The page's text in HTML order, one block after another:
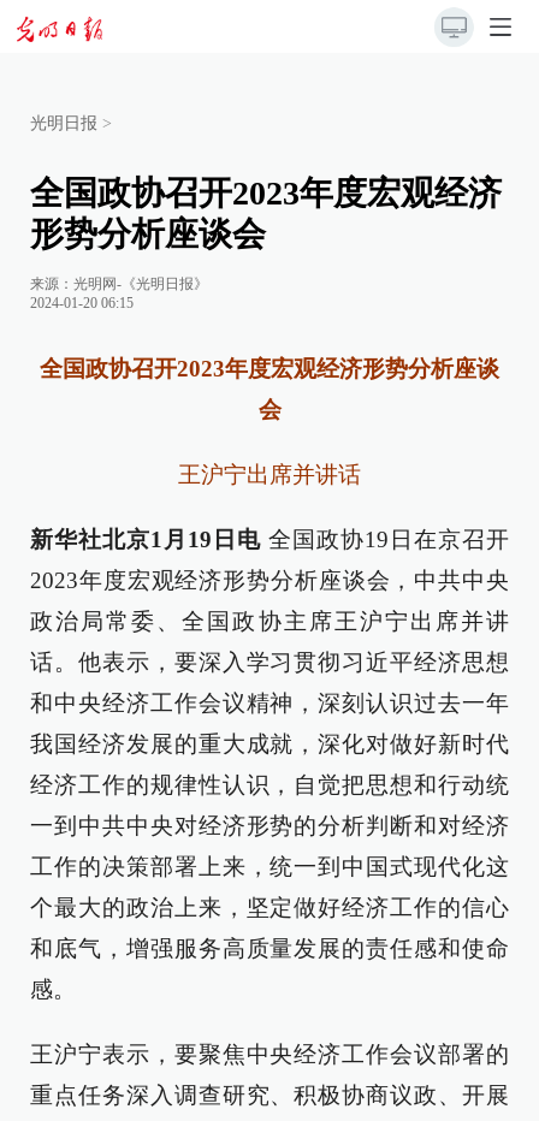
光明日报 >
全国政协召开2023年度宏观经济
形势分析座谈会
来源： 光明网-《光明日报》
2024-01-20 06:15
全国政协召开2023年度宏观经济形势分析座谈
会
王沪宁出席并讲话
新华社北京1月19日电 全国政协19日在京召开
2023年度宏观经济形势分析座谈会，中共中央
政治局常委、全国政协主席王沪宁出席并讲
话。他表示，要深入学习贯彻习近平经济思想
和中央经济工作会议精神，深刻认识过去一年
我国经济发展的重大成就，深化对做好新时代
经济工作的规律性认识，自觉把思想和行动统
一到中共中央对经济形势的分析判断和对经济
工作的决策部署上来，统一到中国式现代化这
个最大的政治上来，坚定做好经济工作的信心
和底气，增强服务高质量发展的责任感和使命
感。
王沪宁表示，要聚焦中央经济工作会议部署的
重点任务深入调查研究、积极协商议政、开展